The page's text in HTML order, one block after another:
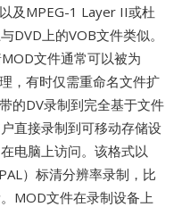
及MPEG-1 Layer II或杜
DVD上的VOB文件类似。
文件通常可以被为
，有时仅需重命名文件扩
的DV录制到完全基于文件
直接录制到可移动存储设
电脑上访问。该格式以
）标清分辨率录制，比
MOD文件在录制设备上